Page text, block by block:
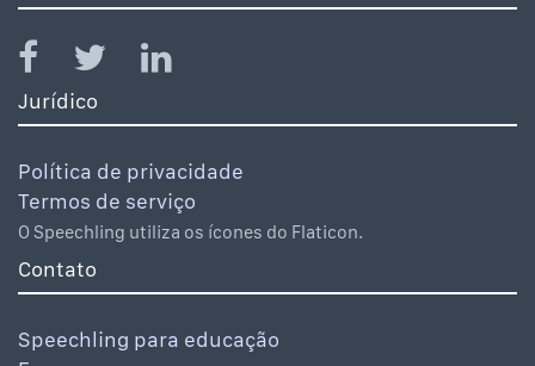
Jurídico
Política de privacidade
Termos de serviço
O Speechling utiliza os ícones do Flaticon.
Contato
Speechling para educação